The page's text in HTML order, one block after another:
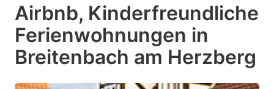
Airbnb, Kinderfreundliche
Ferienwohnungen in
Breitenbach am Herzberg